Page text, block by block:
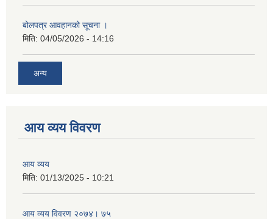
बोलपत्र आवहानको सूचना ।
मिति: 04/05/2026 - 14:16
अन्य
आय व्यय विवरण
आय व्यय
मिति: 01/13/2025 - 10:21
आय व्यय विवरण २०७४। ७५